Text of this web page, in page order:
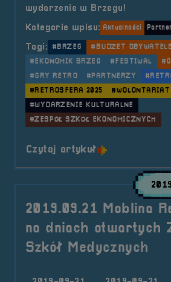
wydarzenie w Brzegu!
Kategorie wpisu: Aktualności
Tagi: #BRZEG #BUDŻET
#EKONOMIK BRZEG
#FESTIWAL
#GRY RETRO
#PARTNERZY
#RETROSFERA 2025
#WOLONTARIAT
#WYDARZENIE KULTURALNE
#ZESPÓŁ SZKÓŁ EKONOMICZNYCH
Czytaj artykuło tytule
2019.09.21 Moblina
na dniach otwartych
Szkół Medycznych